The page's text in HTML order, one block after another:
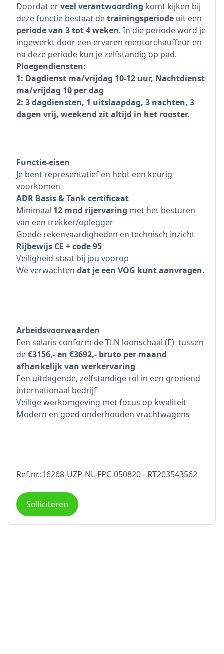
Doordat erveel verantwoording komt kijken bij
deze functie bestaat detrainingsperiode uit een
periode van 3 tot 4 weken. In die periode word je
ingewerkt door een ervaren mentorchauffeur en
na deze periode kun je zelfstandig op pad.
Ploegendiensten:
1: Dagdienst ma/vrijdag 10-12 uur, Nachtdienst
ma/vrijdag 10 per dag
2: 3 dagdiensten, 1 uitslaapdag, 3 nachten, 3
dagen vrij, weekend zit altijd in het rooster.
Functie-eisen
Je bent representatief en hebt een keurig
voorkomen
ADR Basis & Tank certificaat
Minimaal 12 mnd rijervaring met het besturen
van een trekker/oplegger
Goede rekenvaardigheden en technisch inzicht
Rijbewijs CE + code 95
Veiligheid staat bij jou voorop
We verwachten dat je een VOG kunt aanvragen.
Arbeidsvoorwaarden
Een salaris conform de TLN loonschaal (E) tussen
de€3156,- en €3692,- bruto per maand
afhankelijk van werkervaring
Een uitdagende, zelfstandige rol in een groeiend
internationaal bedrijf
Veilige werkomgeving met focus op kwaliteit
Modern en goed onderhouden vrachtwagens
Ref.nr.:16268-UZP-NL-FPC-050820 - RT203543562
Solliciteren